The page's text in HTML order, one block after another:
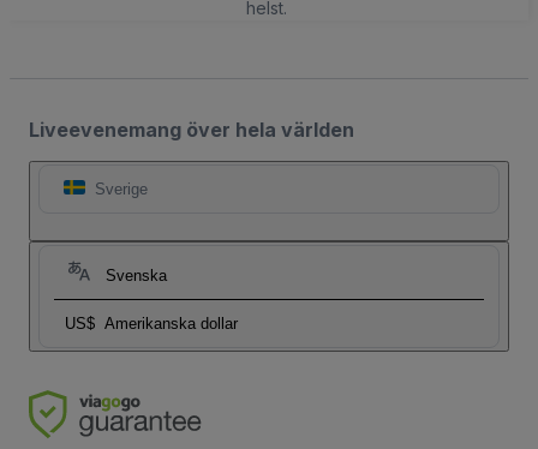
helst.
Liveevenemang över hela världen
Sverige
Svenska
US$ Amerikanska dollar